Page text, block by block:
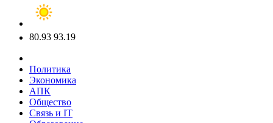
80.93 93.19
Политика
Экономика
АПК
Общество
Связь и IT